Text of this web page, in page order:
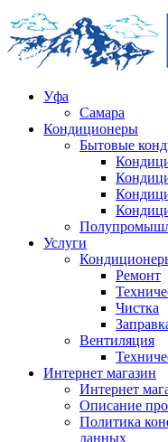
Уфа
Самара
Кондиционеры
Бытовые
Услуги
Ремонт
Чистка
Вентиляция
Интернет магазин
Интернет
Описание
Политика
данных